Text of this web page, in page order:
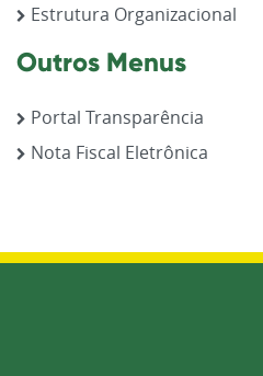
Estrutura Organizacional
Outros Menus
Portal Transparência
Nota Fiscal Eletrônica